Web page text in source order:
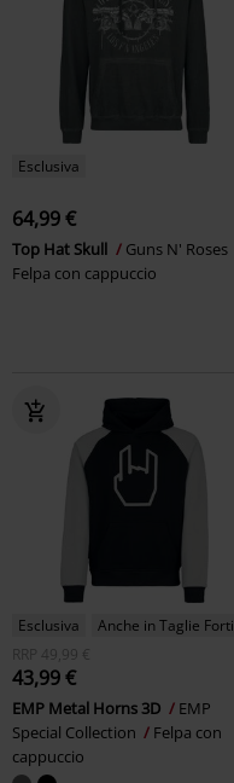
Esclusiva
64,99 €
Top Hat Skull
Guns N' Roses
Felpa con cappuccio
Esclusiva
Anche in Taglie Forti
RRP
49,99 €
43,99 €
EMP Metal Horns 3D
EMP
Special Collection
Felpa con
cappuccio